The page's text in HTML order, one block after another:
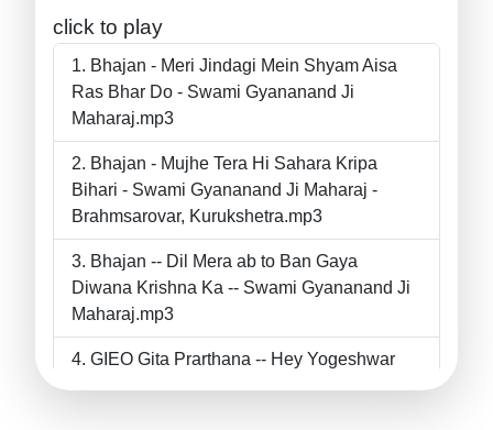
click to play
Bhajan - Meri Jindagi Mein Shyam Aisa
Ras Bhar Do - Swami Gyananand Ji
Maharaj.mp3
Bhajan - Mujhe Tera Hi Sahara Kripa
Bihari - Swami Gyananand Ji Maharaj -
Brahmsarovar, Kurukshetra.mp3
Bhajan -- Dil Mera ab to Ban Gaya
Diwana Krishna Ka -- Swami Gyananand Ji
Maharaj.mp3
GIEO Gita Prarthana -- Hey Yogeshwar